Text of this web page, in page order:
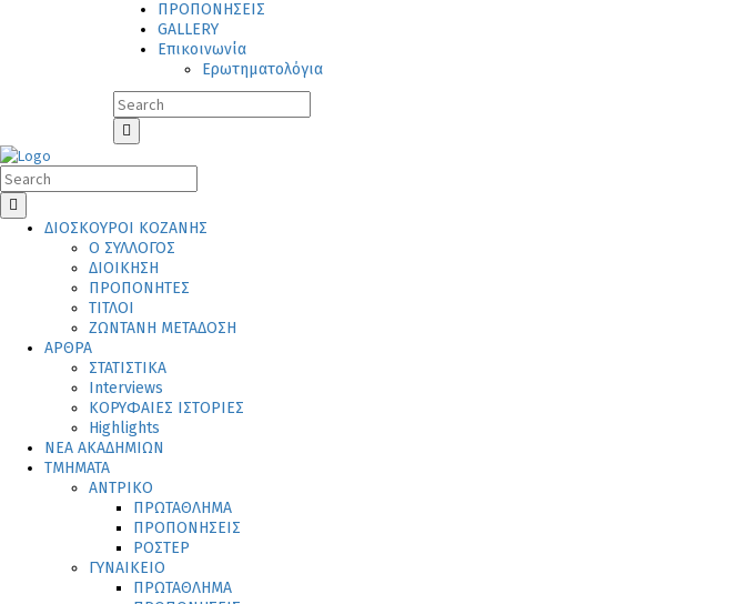
ΠΡΟΠΟΝΗΣΕΙΣ
GALLERY
Επικοινωνία
Ερωτηματολόγια
ΔΙΟΣΚΟΥΡΟΙ ΚΟΖΑΝΗΣ
Ο ΣΥΛΛΟΓΟΣ
ΔΙΟΙΚΗΣΗ
ΠΡΟΠΟΝΗΤΕΣ
ΤΙΤΛΟΙ
ΖΩΝΤΑΝΗ ΜΕΤΑΔΟΣΗ
ΑΡΘΡΑ
ΣΤΑΤΙΣΤΙΚΑ
Interviews
ΚΟΡΥΦΑΙΕΣ ΙΣΤΟΡΙΕΣ
Highlights
ΝΕΑ ΑΚΑΔΗΜΙΩΝ
ΤΜΗΜΑΤΑ
ΑΝΤΡΙΚΟ
ΠΡΩΤΑΘΛΗΜΑ
ΠΡΟΠΟΝΗΣΕΙΣ
ΡΟΣΤΕΡ
ΓΥΝΑΙΚΕΙΟ
ΠΡΩΤΑΘΛΗΜΑ